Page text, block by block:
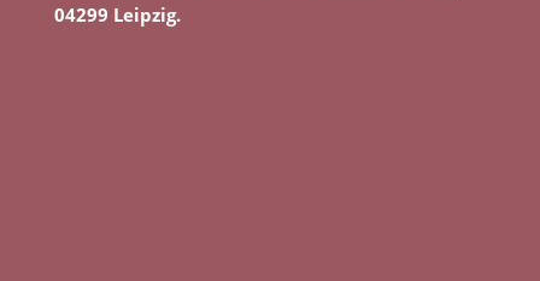
04299 Leipzig.